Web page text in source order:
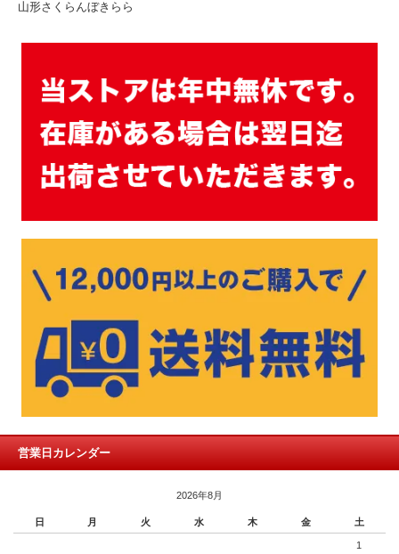
山形さくらんぼきらら
営業日カレンダー
2026年8月
日 月 火 水 木 金 土
1